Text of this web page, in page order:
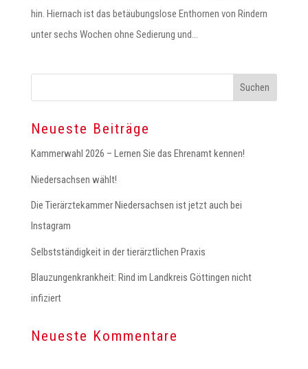
hin. Hiernach ist das betäubungslose Enthornen von Rindern
unter sechs Wochen ohne Sedierung und...
Neueste Beiträge
Kammerwahl 2026 – Lernen Sie das Ehrenamt kennen!
Niedersachsen wählt!
Die Tierärztekammer Niedersachsen ist jetzt auch bei
Instagram
Selbstständigkeit in der tierärztlichen Praxis
Blauzungenkrankheit: Rind im Landkreis Göttingen nicht
infiziert
Neueste Kommentare